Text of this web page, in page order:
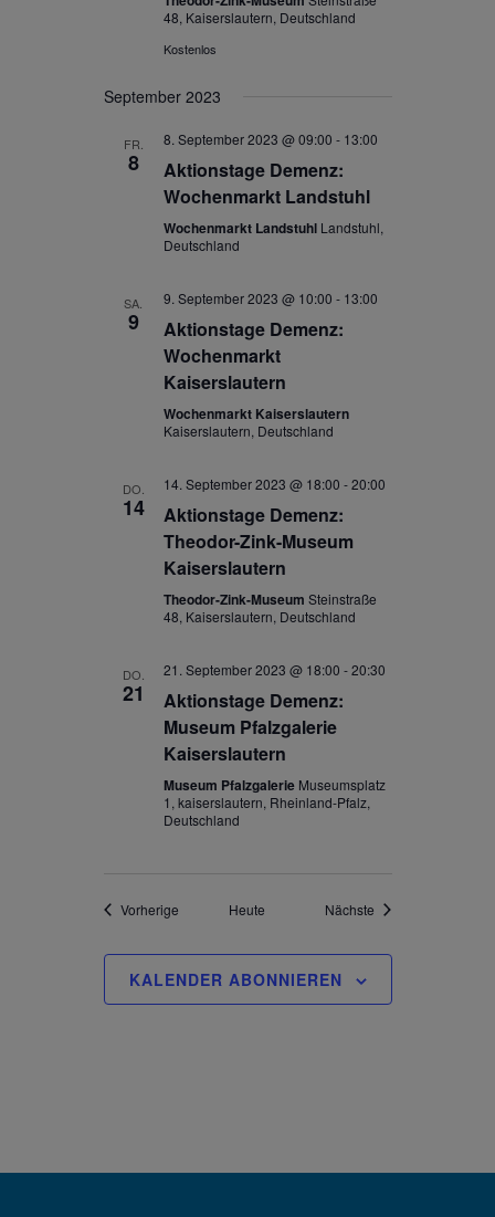
48, Kaiserslautern, Deutschland
Kostenlos
September 2023
FR.
8
8. September 2023 @ 09:00 - 13:00
Aktionstage Demenz:
Wochenmarkt Landstuhl
Wochenmarkt Landstuhl Landstuhl,
Deutschland
SA.
9
9. September 2023 @ 10:00 - 13:00
Aktionstage Demenz:
Wochenmarkt
Kaiserslautern
Wochenmarkt Kaiserslautern
Kaiserslautern, Deutschland
DO.
14
14. September 2023 @ 18:00 -20:00
Aktionstage Demenz:
Theodor-Zink-Museum
Kaiserslautern
Theodor-Zink-Museum Steinstraße
48, Kaiserslautern, Deutschland
DO.
21
21. September 2023 @ 18:00 -20:30
Aktionstage Demenz:
Museum Pfalzgalerie
Kaiserslautern
Museum Pfalzgalerie Museumsplatz
1, kaiserslautern, Rheinland-Pfalz,
Deutschland
VorherigeVeranstaltungen
Heute Nächste Veranstaltungen
KALENDER ABONNIEREN